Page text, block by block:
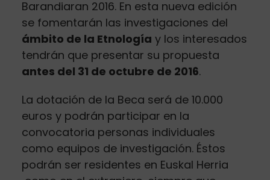
Barandiaran 2016. En esta nueva edición
se fomentarán las investigaciones del
ámbito de la Etnología y los interesados
tendrán que presentar su propuesta
antes del 31 de octubre de 2016.
La dotación de la Beca será de 10.000
euros y podrán participar en la
convocatoria personas individuales
como equipos de investigación. Éstos
podrán ser residentes en Euskal Herria